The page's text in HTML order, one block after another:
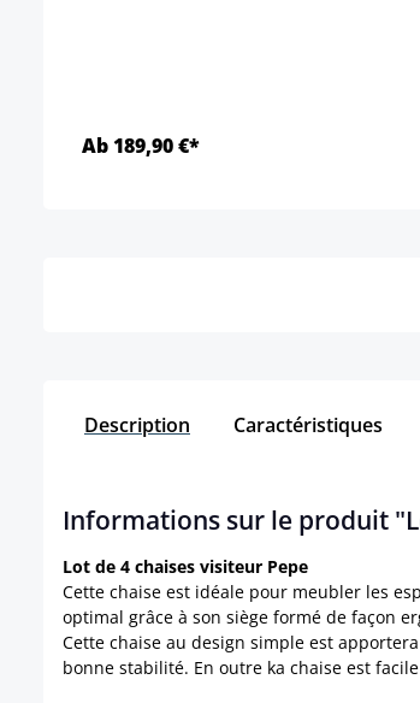
Ab 189,90 €*
Description Caractéristiques
Informations sur le produit
Lot de 4 chaises visiteur Pepe
Cette chaise est idéale pour meubler les
optimal grâce à son siège formé de façon
Cette chaise au design simple est
bonne stabilité. En outre ka chaise est